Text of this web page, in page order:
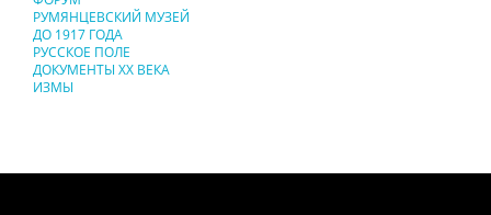
РУМЯНЦЕВСКИЙ МУЗЕЙ
ДО 1917 ГОДА
РУССКОЕ ПОЛЕ
ДОКУМЕНТЫ XX ВЕКА
ИЗМЫ